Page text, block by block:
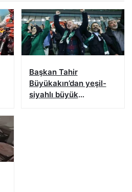
Başkan Tahir
Büyükakın’dan yeşil-
siyahlı büyük